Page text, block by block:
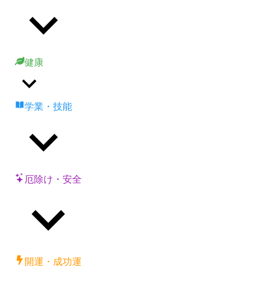
健康
学業・技能
厄除け・安全
開運・成功運